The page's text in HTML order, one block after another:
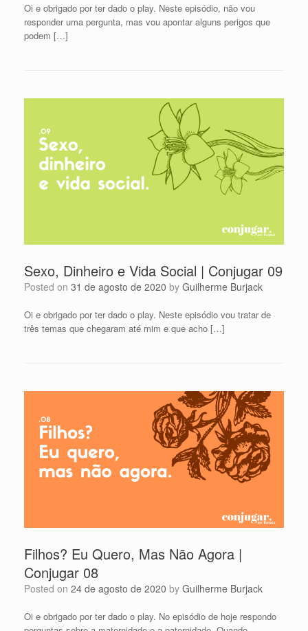
Oi e obrigado por ter dado o play. Neste episódio, não vou
responder uma pergunta, mas vou apontar alguns perigos que
podem […]
Sexo, Dinheiro e Vida Social | Conjugar 09
Posted on 31 de agosto de 2020 by Guilherme Burjack
Oi e obrigado por ter dado o play. Neste episódio vou tratar de
três temas que chegaram até mim e que acho […]
Filhos? Eu Quero, Mas Não Agora |
Conjugar 08
Posted on 24 de agosto de 2020 by Guilherme Burjack
Oi e obrigado por ter dado o play. No episódio de hoje respondo